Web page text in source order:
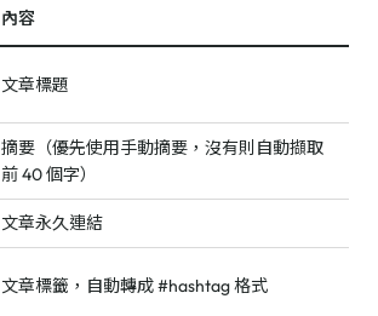
內容
文章標題
摘要（優先使用手動摘要，沒有則自動擷取
前 40 個字）
文章永久連結
文章標籤，自動轉成 #hashtag 格式